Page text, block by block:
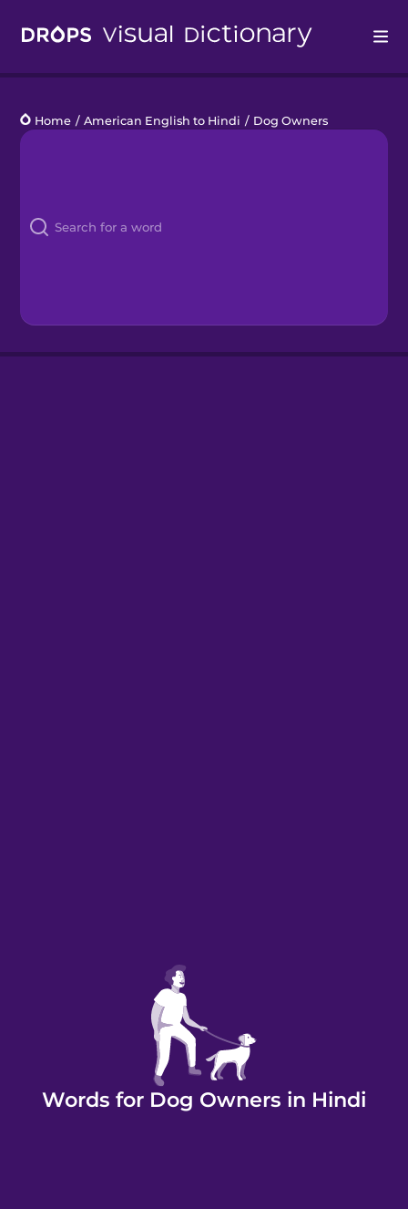
Languages
Kahoot!
Gift Drops
Home / American English to Hindi / Dog Owners
Words for Dog Owners in Hindi